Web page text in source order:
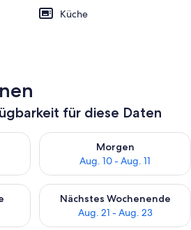
Fassade der Unterkunft
Küche
für diese Daten
für heute Nacht, Aug. 9 - Aug.
Morgen
Aug. 10 - Aug. 11
Überprüfe die Verfügbarkeit
für dieses Wochenende, Aug. 14
Nächstes Wochenende
Aug. 21 - Aug. 23
Überprüfe die Verfügbarkeit